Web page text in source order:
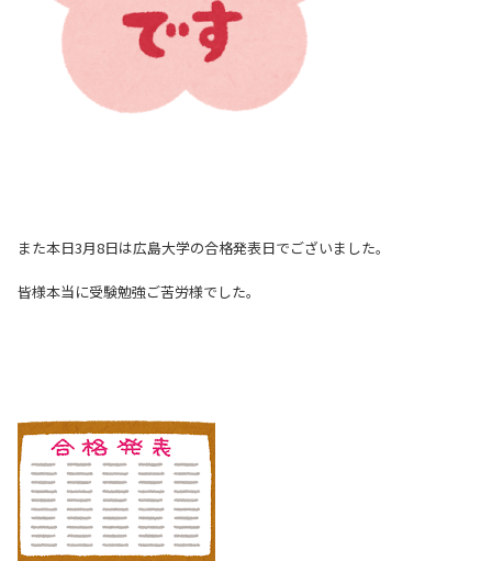
また本日3月8日は広島大学の合格発表日でございました。
皆様本当に受験勉強ご苦労様でした。